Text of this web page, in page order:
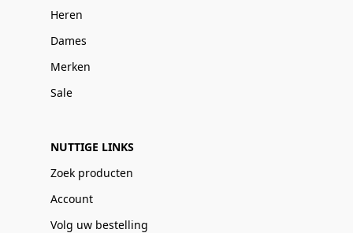
Heren
Dames
Merken
Sale
NUTTIGE LINKS
Zoek producten
Account
Volg uw bestelling